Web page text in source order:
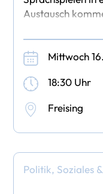
Austausch
pflegen
Mittwoch
18:30 Uhr
Freising
Politik, Soziales